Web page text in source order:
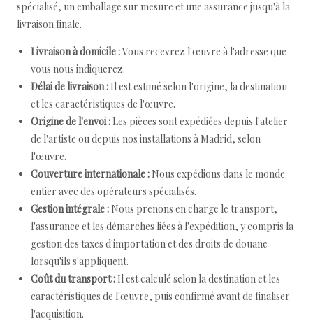
spécialisé, un emballage sur mesure et une assurance jusqu'à la
livraison finale.
Livraison à domicile :Vous recevrez l'œuvre à l'adresse que
vous nous indiquerez.
Délai de livraison : Il est estimé selon l'origine, la destination
et les caractéristiques de l'œuvre.
Origine de l'envoi : Les pièces sont expédiées depuis l'atelier
de l'artiste ou depuis nos installations à Madrid, selon
l'œuvre.
Couverture internationale : Nous expédions dans le monde
entier avec des opérateurs spécialisés.
Gestion intégrale : Nous prenons en charge le transport,
l'assurance et les démarches liées à l'expédition, y compris la
gestion des taxes d'importation et des droits de douane
lorsqu'ils s'appliquent.
Coût du transport : Il est calculé selon la destination et les
caractéristiques de l'œuvre, puis confirmé avant de finaliser
l'acquisition.